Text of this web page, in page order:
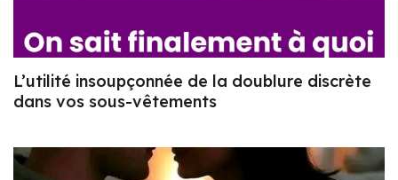
L’utilité insoupçonnée de la doublure discrète
dans vos sous-vêtements